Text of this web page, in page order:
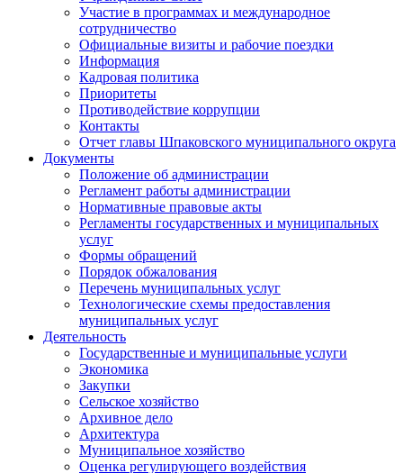
Участие в программах и международное
сотрудничество
Официальные визиты и рабочие поездки
Информация
Кадровая политика
Приоритеты
Противодействие коррупции
Контакты
Отчет главы Шпаковского муниципального округа
Документы
Положение об администрации
Регламент работы администрации
Нормативные правовые акты
Регламенты государственных и муниципальных
услуг
Формы обращений
Порядок обжалования
Перечень муниципальных услуг
Технологические схемы предоставления
муниципальных услуг
Деятельность
Государственные и муниципальные услуги
Экономика
Закупки
Сельское хозяйство
Архивное дело
Архитектура
Муниципальное хозяйство
Оценка регулирующего воздействия